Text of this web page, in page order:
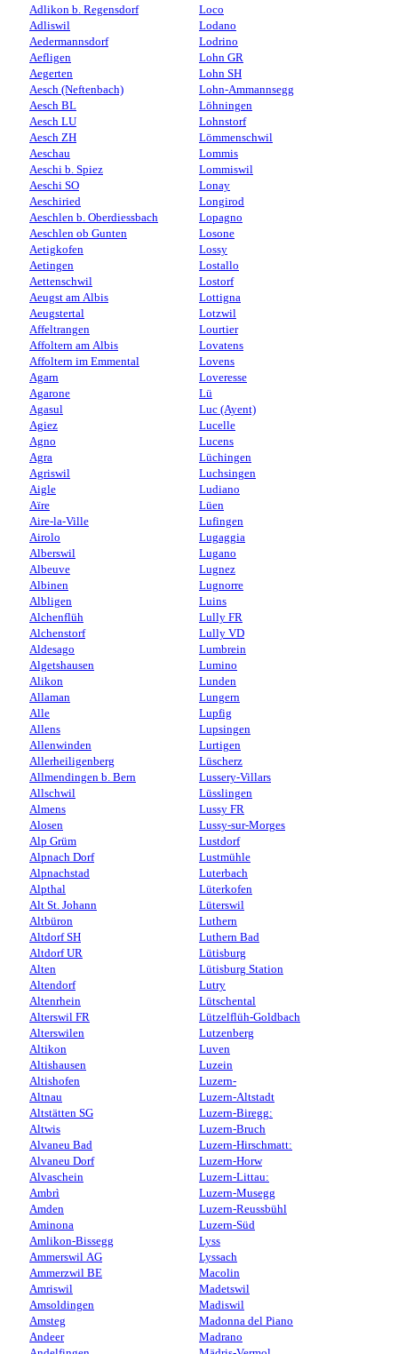
Adlikon b. Regensdorf
Adliswil
Aedermannsdorf
Aefligen
Aegerten
Aesch (Neftenbach)
Aesch BL
Aesch LU
Aesch ZH
Aeschau
Aeschi b. Spiez
Aeschi SO
Aeschiried
Aeschlen b. Oberdiessbach
Aeschlen ob Gunten
Aetigkofen
Aetingen
Aettenschwil
Aeugst am Albis
Aeugstertal
Affeltrangen
Affoltern am Albis
Affoltern im Emmental
Agarn
Agarone
Agasul
Agiez
Agno
Agra
Agriswil
Aigle
Aïre
Aire-la-Ville
Airolo
Alberswil
Albeuve
Albinen
Albligen
Alchenflüh
Alchenstorf
Aldesago
Algetshausen
Alikon
Allaman
Alle
Allens
Allenwinden
Allerheiligenberg
Allmendingen b. Bern
Allschwil
Almens
Alosen
Alp Grüm
Alpnach Dorf
Alpnachstad
Alpthal
Alt St. Johann
Altbüron
Altdorf SH
Altdorf UR
Alten
Altendorf
Altenrhein
Alterswil FR
Alterswilen
Altikon
Altishausen
Altishofen
Altnau
Altstätten SG
Altwis
Alvaneu Bad
Alvaneu Dorf
Alvaschein
Ambrì
Amden
Aminona
Amlikon-Bissegg
Ammerswil AG
Ammerzwil BE
Amriswil
Amsoldingen
Amsteg
Andeer
Loco
Lodano
Lodrino
Lohn GR
Lohn SH
Lohn-Ammannsegg
Löhningen
Lohnstorf
Lömmenschwil
Lommis
Lommiswil
Lonay
Longirod
Lopagno
Losone
Lossy
Lostallo
Lostorf
Lottigna
Lotzwil
Lourtier
Lovatens
Lovens
Loveresse
Lü
Luc (Ayent)
Lucelle
Lucens
Lüchingen
Luchsingen
Ludiano
Lüen
Lufingen
Lugaggia
Lugano
Lugnez
Lugnorre
Luins
Lully FR
Lully VD
Lumbrein
Lumino
Lunden
Lungern
Lupfig
Lupsingen
Lurtigen
Lüscherz
Lussery-Villars
Lüsslingen
Lussy FR
Lussy-sur-Morges
Lustdorf
Lustmühle
Luterbach
Lüterkofen
Lüterswil
Luthern
Luthern Bad
Lütisburg
Lütisburg Station
Lutry
Lütschental
Lützelflüh-Goldbach
Lutzenberg
Luven
Luzein
Luzern-
Luzern-Altstadt
Luzern-Biregg:
Luzern-Bruch
Luzern-Hirschmatt:
Luzern-Horw
Luzern-Littau:
Luzern-Musegg
Luzern-Reussbühl
Luzern-Süd
Lyss
Lyssach
Macolin
Madetswil
Madiswil
Madonna del Piano
Madrano